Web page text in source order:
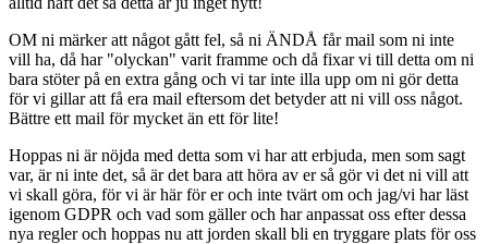
OM ni märker att något gått fel, så ni ÄNDÅ får mail som ni inte
vill ha, då har "olyckan" varit framme och då fixar vi till detta om ni
bara stöter på en extra gång och vi tar inte illa upp om ni gör detta
för vi gillar att få era mail eftersom det betyder att ni vill oss något.
Bättre ett mail för mycket än ett för lite!
Hoppas ni är nöjda med detta som vi har att erbjuda, men som sagt
var, är ni inte det, så är det bara att höra av er så gör vi det ni vill att
vi skall göra, för vi är här för er och inte tvärt om och jag/vi har läst
igenom GDPR och vad som gäller och har anpassat oss efter dessa
nya regler och hoppas nu att jorden skall bli en tryggare plats för oss